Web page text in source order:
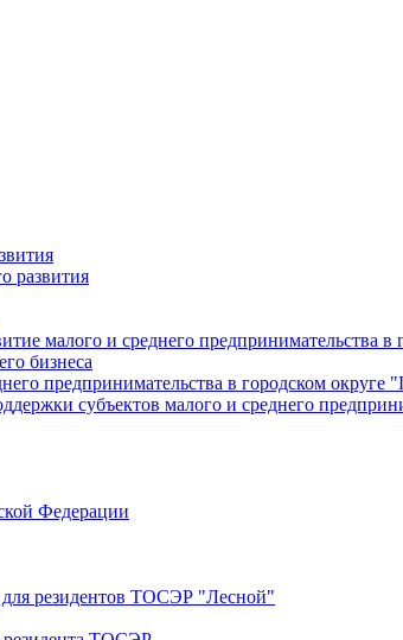
развития
малого и среднего предпринимательства в
бизнеса
предпринимательства в городском округе
субъектов малого и среднего
Федерации
для резидентов ТОСЭР "Лесной"